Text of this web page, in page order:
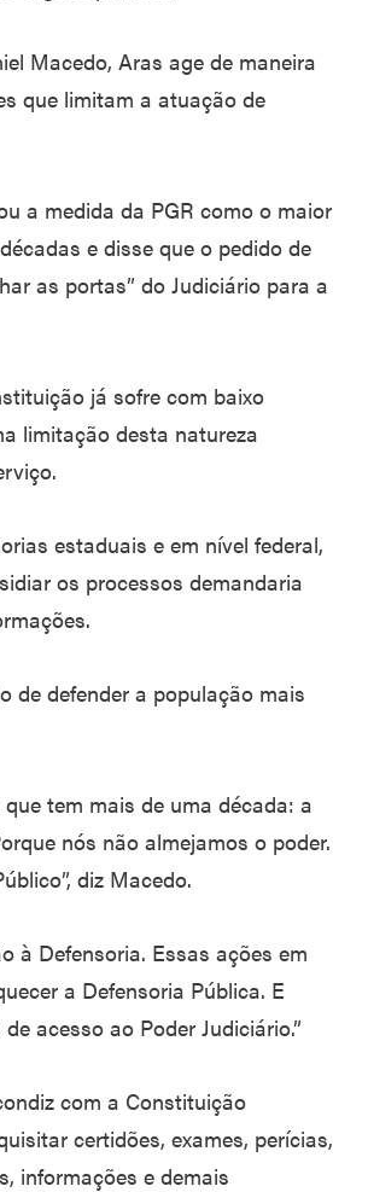
Macedo, Aras age de maneira
que limitam a atuação de
a medida da PGR como o maior
e disse que o pedido de
as portas” do Judiciário para a
já sofre com baixo
limitação desta natureza
estaduais e em nível federal,
os processos demandaria
de defender a população mais
tem mais de uma década: a
nós não almejamos o poder.
diz Macedo.
à Defensoria. Essas ações em
a Defensoria Pública. E
acesso ao Poder Judiciário.”
com a Constituição
certidões, exames, perícias,
informações e demais